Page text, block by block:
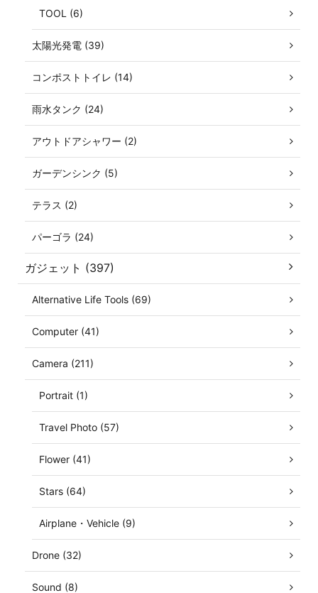
TOOL (6)
太陽光発電 (39)
コンポストトイレ (14)
雨水タンク (24)
アウトドアシャワー (2)
ガーデンシンク (5)
テラス (2)
パーゴラ (24)
ガジェット (397)
Alternative Life Tools (69)
Computer (41)
Camera (211)
Portrait (1)
Travel Photo (57)
Flower (41)
Stars (64)
Airplane・Vehicle (9)
Drone (32)
Sound (8)